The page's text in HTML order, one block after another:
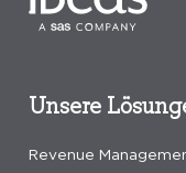
Unsere
Revenue